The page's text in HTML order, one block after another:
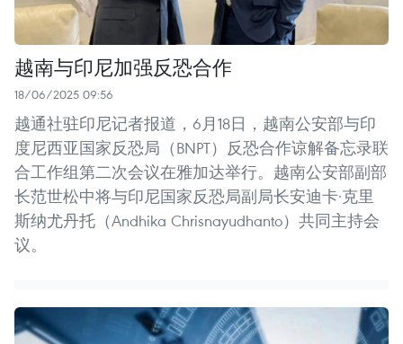
越南与印尼加强反恐合作
18/06/2025 09:56
越通社驻印尼记者报道，6月18日，越南公安部与印
度尼西亚国家反恐局（BNPT）反恐合作谅解备忘录联
合工作组第二次会议在雅加达举行。越南公安部副部
长范世松中将与印尼国家反恐局副局长安迪卡·克里
斯纳尤丹托（Andhika Chrisnayudhanto）共同主持会
议。